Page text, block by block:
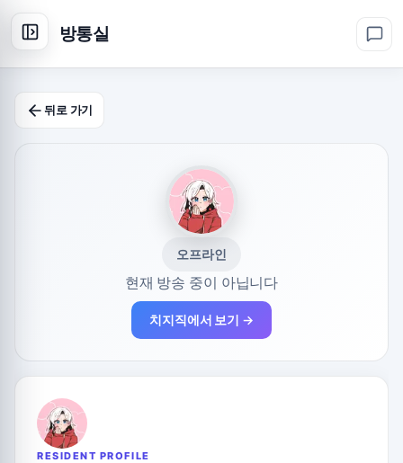
방통실
뒤로 가기
오프라인
현재 방송 중이 아닙니다
치지직에서 보기 →
RESIDENT PROFILE